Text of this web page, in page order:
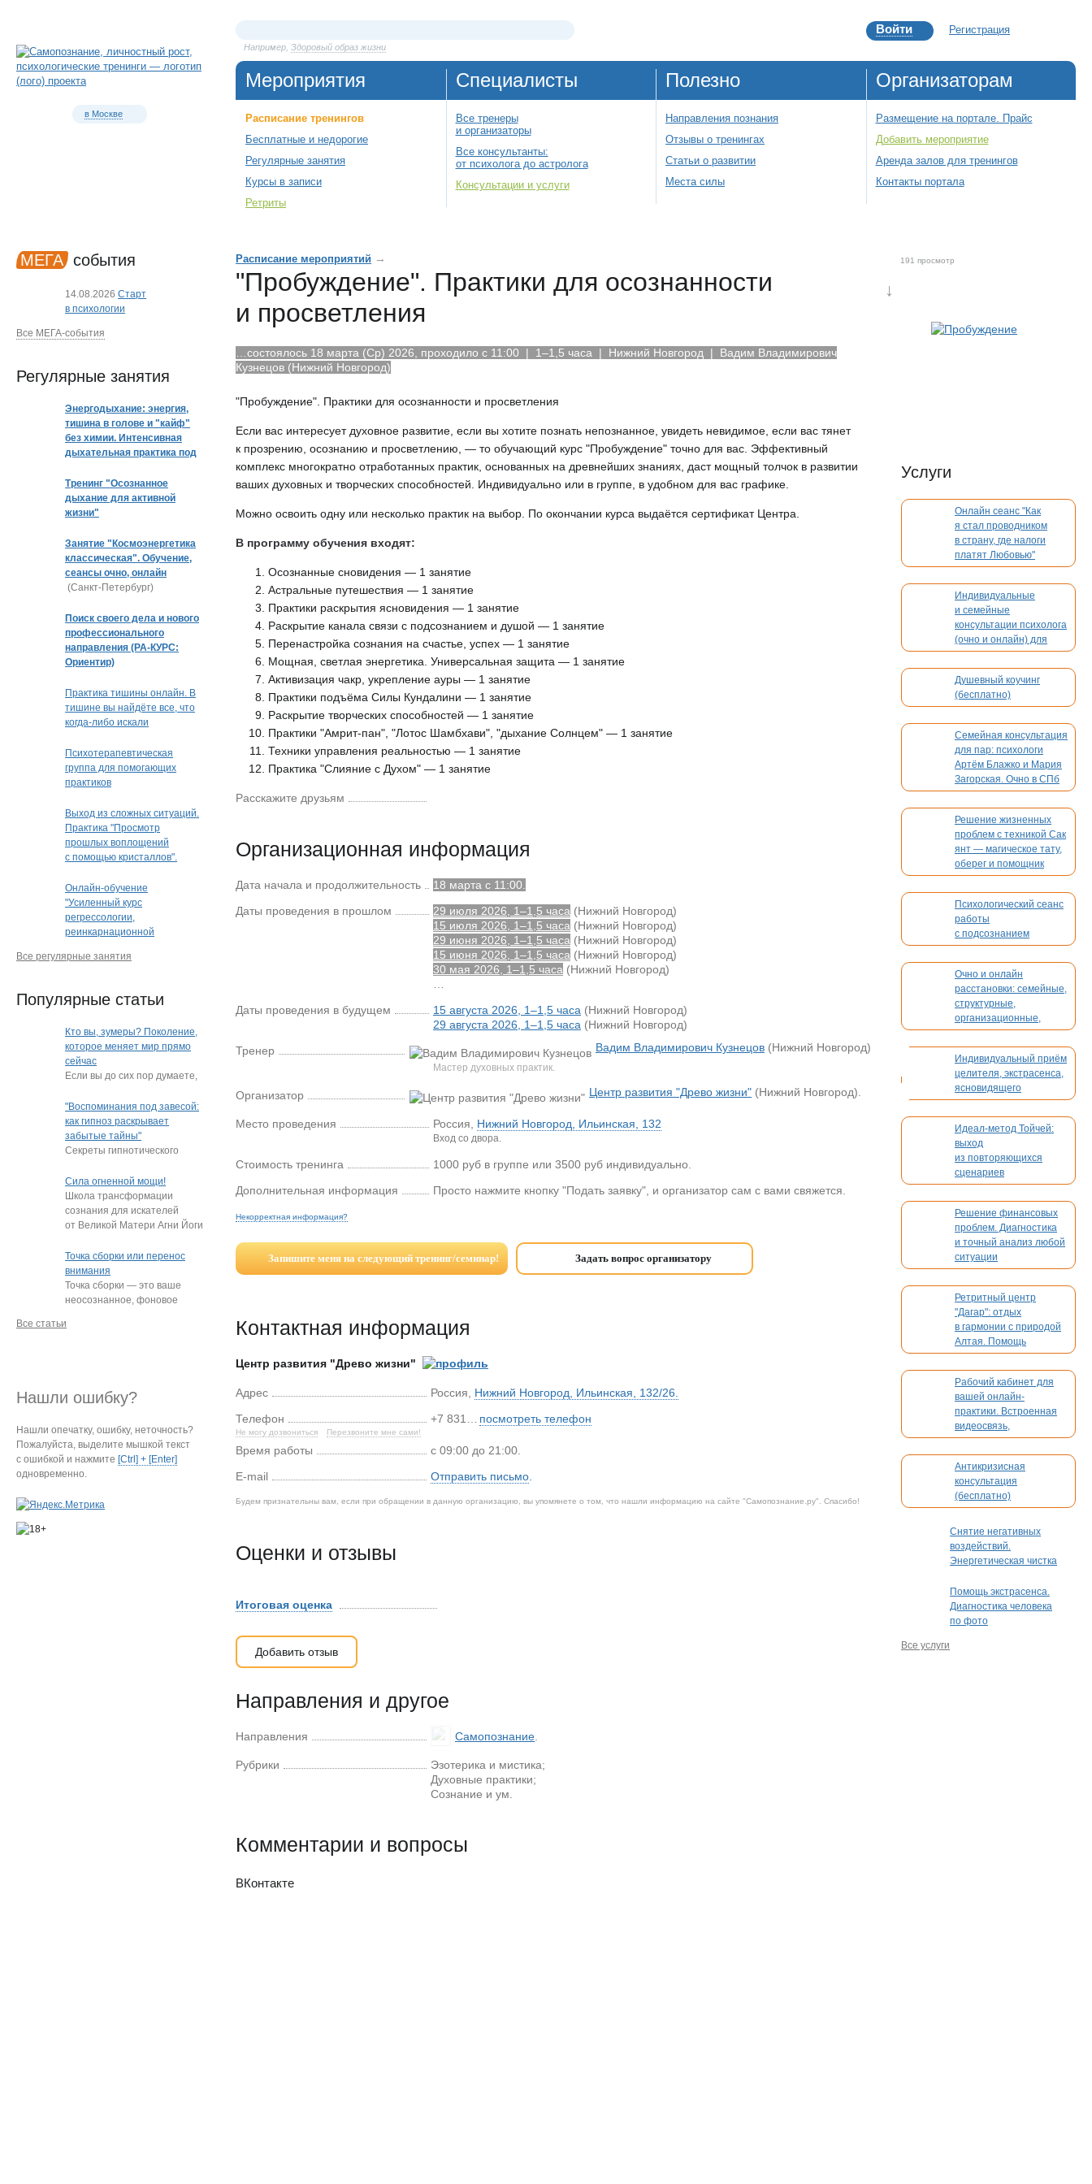
в Москве
Например, Здоровый образ жизни
Войти Регистрация
Мероприятия
Расписание тренингов
Бесплатные и недорогие
Регулярные занятия
Курсы в записи
Ретриты
Специалисты
Все тренеры
и организаторы
Все консультанты:
от психолога до астролога
Консультации и услуги
Полезно
Направления познания
Отзывы о тренингах
Статьи о развитии
Места силы
Организаторам
Размещение на портале. Прайс
Добавить мероприятие
Аренда залов для тренингов
Контакты портала
↓
Услуги
Онлайн сеанс "Как
я стал проводником
в страну, где налоги
платят Любовью"
Индивидуальные
и семейные
консультации психолога
(очно и онлайн) для
взрослых и детей
Душевный коучинг
(бесплатно)
Семейная консультация
для пар: психологи
Артём Блажко и Мария
Загорская. Очно в СПб
и онлайн
Решение жизненных
проблем с техникой Сак
янт — магическое тату,
оберег и помощник
Психологический сеанс
работы
с подсознанием
Очно и онлайн
расстановки: семейные,
структурные,
организационные,
духовные, кармические
Индивидуальный приём
целителя, экстрасенса,
ясновидящего
Идеал-метод Тойчей:
выход
из повторяющихся
сценариев
Решение финансовых
проблем. Диагностика
и точный анализ любой
ситуации
Ретритный центр
"Дагар": отдых
в гармонии с природой
Алтая. Помощь
в организации вашего
мероприятия
Рабочий кабинет для
вашей онлайн-
практики. Встроенная
видеосвязь,
бронирование,
платежи. Без
конкуренции
Антикризисная
консультация
(бесплатно)
Снятие негативных
воздействий.
Энергетическая чистка
Помощь экстрасенса.
Диагностика человека
по фото
Все услуги
Расписание мероприятий →
"Пробуждение". Практики для осознанности
и просветления
191 просмотр
…состоялось 18 марта (Ср) 2026, проходило с 11:00 | 1–1,5 часа | Нижний Новгород | Вадим Владимирович
Кузнецов (Нижний Новгород)
"Пробуждение". Практики для осознанности и просветления
Если вас интересует духовное развитие, если вы хотите познать непознанное, увидеть невидимое, если вас тянет
к прозрению, осознанию и просветлению, — то обучающий курс "Пробуждение" точно для вас. Эффективный
комплекс многократно отработанных практик, основанных на древнейших знаниях, даст мощный толчок в развитии
ваших духовных и творческих способностей. Индивидуально или в группе, в удобном для вас графике.
Можно освоить одну или несколько практик на выбор. По окончании курса выдаётся сертификат Центра.
В программу обучения входят:
Осознанные сновидения — 1 занятие
Астральные путешествия — 1 занятие
Практики раскрытия ясновидения — 1 занятие
Раскрытие канала связи с подсознанием и душой — 1 занятие
Перенастройка сознания на счастье, успех — 1 занятие
Мощная, светлая энергетика. Универсальная защита — 1 занятие
Активизация чакр, укрепление ауры — 1 занятие
Практики подъёма Силы Кундалини — 1 занятие
Раскрытие творческих способностей — 1 занятие
Практики "Амрит-пан", "Лотос Шамбхави", "дыхание Солнцем" — 1 занятие
Техники управления реальностью — 1 занятие
Практика "Слияние с Духом" — 1 занятие
Расскажите друзьям
Организационная информация
Дата начала и продолжительность
18 марта с 11:00.
Даты проведения в прошлом
29 июля 2026, 1–1,5 часа (Нижний Новгород)
15 июля 2026, 1–1,5 часа (Нижний Новгород)
29 июня 2026, 1–1,5 часа (Нижний Новгород)
15 июня 2026, 1–1,5 часа (Нижний Новгород)
30 мая 2026, 1–1,5 часа (Нижний Новгород)
…
Даты проведения в будущем
15 августа 2026, 1–1,5 часа (Нижний Новгород)
29 августа 2026, 1–1,5 часа (Нижний Новгород)
Тренер
Вадим Владимирович Кузнецов (Нижний Новгород)
Мастер духовных практик.
Организатор Центр развития "Древо жизни" (Нижний Новгород).
Место проведения Россия, Нижний Новгород, Ильинская, 132
Вход со двора.
Стоимость тренинга
1000 руб в группе или 3500 руб индивидуально.
Дополнительная информация
Просто нажмите кнопку "Подать заявку", и организатор сам с вами свяжется.
Некорректная информация?
Запишите меня на следующий тренинг/семинар! Задать вопрос организатору
Контактная информация
Центр развития "Древо жизни"
Адрес Россия, Нижний Новгород, Ильинская, 132/26.
Телефон
Не могу дозвониться Перезвоните мне сами!
+7 831… посмотреть телефон
Время работы
с 09:00 до 21:00.
E-mail
Отправить письмо.
Будем признательны вам, если при обращении в данную организацию, вы упомянете о том, что нашли информацию на сайте "Самопознание.ру". Спасибо!
Оценки и отзывы
Итоговая оценка
Добавить отзыв
Направления и другое
Направления Самопознание.
Рубрики
Эзотерика и мистика;
Духовные практики;
Сознание и ум.
Комментарии и вопросы
ВКонтакте
МЕГА события
14.08.2026 Старт
в психологии
Все МЕГА-события
Регулярные занятия
Энергодыхание: энергия,
тишина в голове и "кайф"
без химии. Интенсивная
дыхательная практика под
Тренинг "Осознанное
дыхание для активной
жизни"
Занятие "Космоэнергетика
классическая". Обучение,
сеансы очно, онлайн
(Санкт-Петербург)
Поиск своего дела и нового
профессионального
направления (РА-КУРС:
Ориентир)
Практика тишины онлайн. В
тишине вы найдёте все, что
когда-либо искали
Психотерапевтическая
группа для помогающих
практиков
Выход из сложных ситуаций.
Практика "Просмотр
прошлых воплощений
с помощью кристаллов".
(очно или дистанционно)
(Краснодар)
Онлайн-обучение
"Усиленный курс
регрессологии,
реинкарнационной
Все регулярные занятия
Популярные статьи
Кто вы, зумеры? Поколение,
которое меняет мир прямо
сейчас
Если вы до сих пор думаете,
"подростки, которые
постоянно …
"Воспоминания под завесой:
как гипноз раскрывает
забытые тайны"
Секреты гипнотического
Нередко под гипнозом люди
извлекают из глубин…
Сила огненной мощи!
Школа трансформации
сознания для искателей
от Великой Матери Агни Йоги
Точка сборки или перенос
внимания
Точка сборки — это ваше
неосознанное, фоновое
на определённый
Все статьи
Нашли ошибку?
Нашли опечатку, ошибку, неточность?
Пожалуйста, выделите мышкой текст
с ошибкой и нажмите [Ctrl] + [Enter]
одновременно.